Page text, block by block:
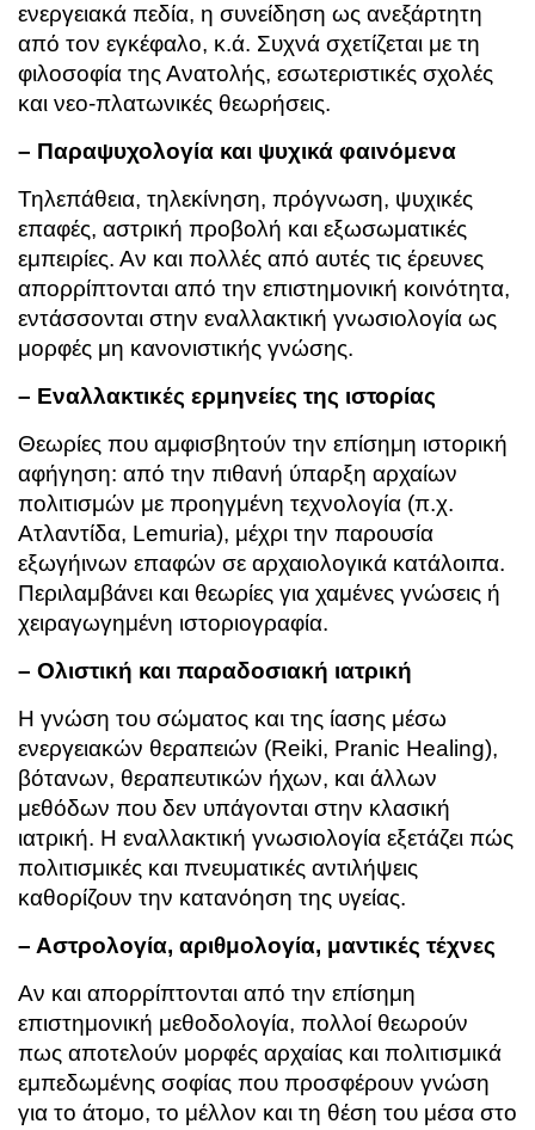
ενεργειακά πεδία, η συνείδηση ως ανεξάρτητη
από τον εγκέφαλο, κ.ά. Συχνά σχετίζεται με τη
φιλοσοφία της Ανατολής, εσωτεριστικές σχολές
και νεο-πλατωνικές θεωρήσεις.
– Παραψυχολογία και ψυχικά φαινόμενα
Τηλεπάθεια, τηλεκίνηση, πρόγνωση, ψυχικές
επαφές, αστρική προβολή και εξωσωματικές
εμπειρίες. Αν και πολλές από αυτές τις έρευνες
απορρίπτονται από την επιστημονική κοινότητα,
εντάσσονται στην εναλλακτική γνωσιολογία ως
μορφές μη κανονιστικής γνώσης.
– Εναλλακτικές ερμηνείες της ιστορίας
Θεωρίες που αμφισβητούν την επίσημη ιστορική
αφήγηση: από την πιθανή ύπαρξη αρχαίων
πολιτισμών με προηγμένη τεχνολογία (π.χ.
Ατλαντίδα, Lemuria), μέχρι την παρουσία
εξωγήινων επαφών σε αρχαιολογικά κατάλοιπα.
Περιλαμβάνει και θεωρίες για χαμένες γνώσεις ή
χειραγωγημένη ιστοριογραφία.
– Ολιστική και παραδοσιακή ιατρική
Η γνώση του σώματος και της ίασης μέσω
ενεργειακών θεραπειών (Reiki, Pranic Healing),
βότανων, θεραπευτικών ήχων, και άλλων
μεθόδων που δεν υπάγονται στην κλασική
ιατρική. Η εναλλακτική γνωσιολογία εξετάζει πώς
πολιτισμικές και πνευματικές αντιλήψεις
καθορίζουν την κατανόηση της υγείας.
– Αστρολογία, αριθμολογία, μαντικές τέχνες
Αν και απορρίπτονται από την επίσημη
επιστημονική μεθοδολογία, πολλοί θεωρούν
πως αποτελούν μορφές αρχαίας και πολιτισμικά
εμπεδωμένης σοφίας που προσφέρουν γνώση
για το άτομο, το μέλλον και τη θέση του μέσα στο